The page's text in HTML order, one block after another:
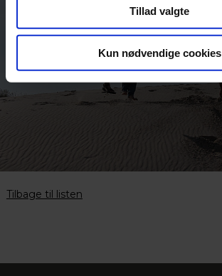
Tillad valgte
Kun nødvendige cookies
Tilbage til listen